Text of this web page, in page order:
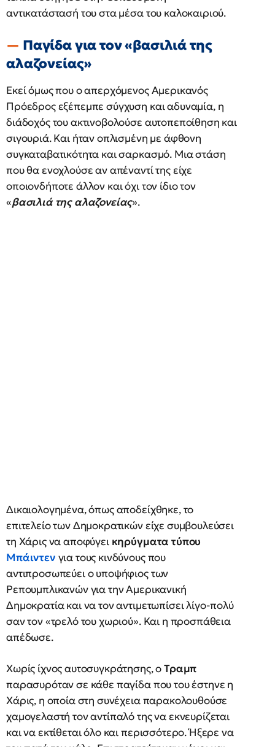
αντικατάστασή του στα μέσα του καλοκαιριού.
Παγίδα για τον «βασιλιά της
αλαζονείας»
Εκεί όμως που ο απερχόμενος Αμερικανός
Πρόεδρος εξέπεμπε σύγχυση και αδυναμία, η
διάδοχός του ακτινοβολούσε αυτοπεποίθηση και
σιγουριά. Και ήταν οπλισμένη με άφθονη
συγκαταβατικότητα και σαρκασμό. Μια στάση
που θα ενοχλούσε αν απέναντί της είχε
οποιονδήποτε άλλον και όχι τον ίδιο τον
«βασιλιά της αλαζονείας».
Δικαιολογημένα, όπως αποδείχθηκε, το
επιτελείο των Δημοκρατικών είχε συμβουλεύσει
τη Χάρις να αποφύγει κηρύγματα τύπου
Μπάιντεν για τους κινδύνους που
αντιπροσωπεύει ο υποψήφιος των
Ρεπουμπλικανών για την Αμερικανική
Δημοκρατία και να τον αντιμετωπίσει λίγο-πολύ
σαν τον «τρελό του χωριού». Και η προσπάθεια
απέδωσε.
Χωρίς ίχνος αυτοσυγκράτησης, οΤραμπ
παρασυρόταν σε κάθε παγίδα που του έστηνε η
Χάρις, η οποία στη συνέχεια παρακολουθούσε
χαμογελαστή τον αντίπαλό της να εκνευρίζεται
και να εκτίθεται όλο και περισσότερο. Ήξερε να